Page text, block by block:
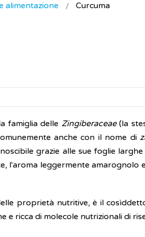
alimentazione Curcuma
famiglia delle Zingiberaceae(la
anche con il nome di
grazie alle sue foglie larghe
l'aroma leggermente amarognolo
proprietà nutritive, è il
e ricca di molecole nutrizionali di